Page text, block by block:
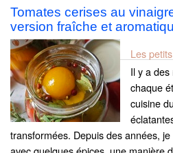
Tomates cerises au
version fraîche et
Les
Il y a
chaque
cuisine
transformées. Depuis des années,